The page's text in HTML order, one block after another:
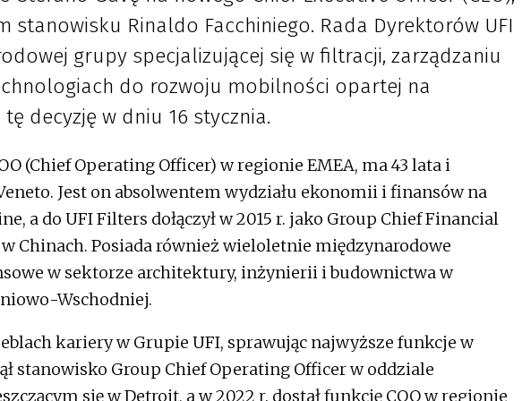
stanowisku Rinaldo Facchiniego. Rada Dyrektorów UFI
grupy specjalizującej się w filtracji, zarządzaniu
do rozwoju mobilności opartej na
decyzję w dniu 16 stycznia.
(Chief Operating Officer) w regionie EMEA, ma 43 lata i
Jest on absolwentem wydziału ekonomii i finansów na
a do UFI Filters dołączył w 2015 r. jako Group Chief Financial
Chinach. Posiada również wieloletnie międzynarodowe
w sektorze architektury, inżynierii i budownictwa w
Wschodniej.
kariery w Grupie UFI, sprawując najwyższe funkcje w
stanowisko Group Chief Operating Officer w oddziale
się w Detroit, a w 2022 r. dostał funkcję COO w regionie